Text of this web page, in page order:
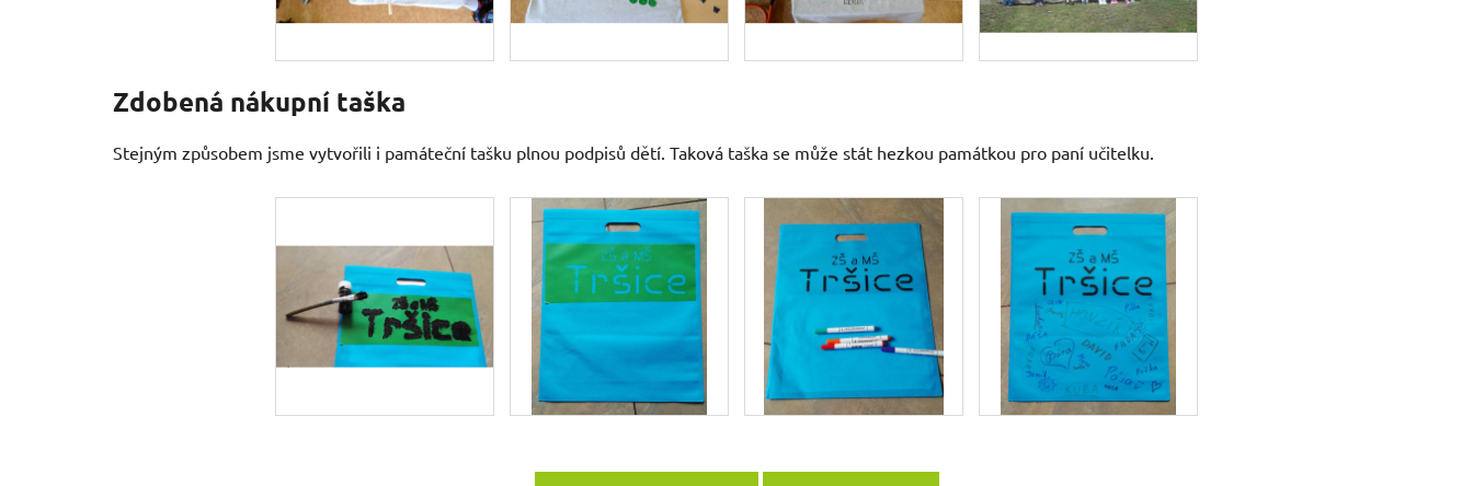
Zdobená nákupní taška
Stejným způsobem jsme vytvořili i památeční tašku plnou podpisů dětí. Taková taška se může stát hezkou památkou pro paní učitelku.